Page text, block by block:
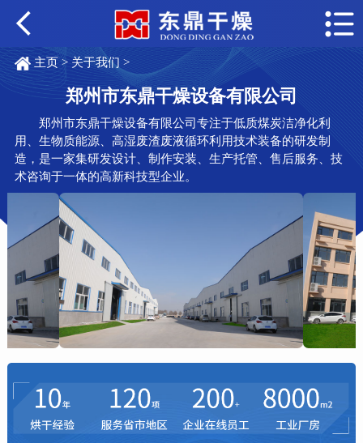
主页> 关于我们 >
郑州市东鼎干燥设备有限公司
郑州市东鼎干燥设备有限公司专注于低质煤炭洁净化利
用、生物质能源、高湿废渣废液循环利用技术装备的研发制
造，是一家集研发设计、制作安装、生产托管、售后服务、技
术咨询于一体的高新科技型企业。